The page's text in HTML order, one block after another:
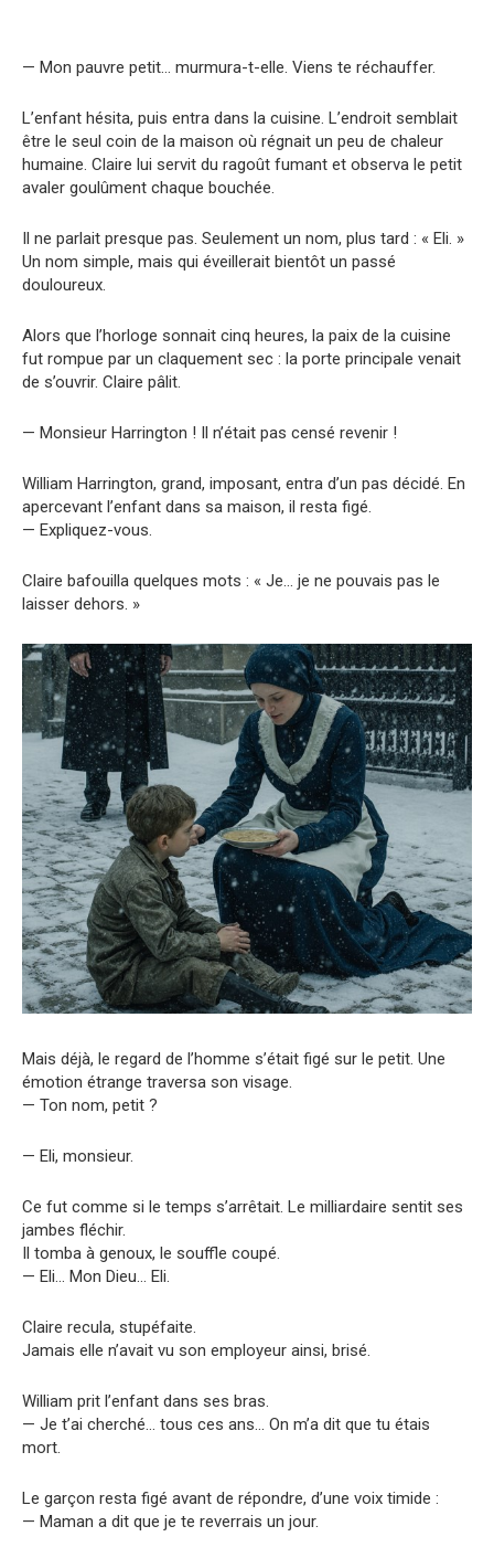
— Mon pauvre petit… murmura-t-elle. Viens te réchauffer.
L’enfant hésita, puis entra dans la cuisine. L’endroit semblait
être le seul coin de la maison où régnait un peu de chaleur
humaine. Claire lui servit du ragoût fumant et observa le petit
avaler goulûment chaque bouchée.
Il ne parlait presque pas. Seulement un nom, plus tard : « Eli. »
Un nom simple, mais qui éveillerait bientôt un passé
douloureux.
Alors que l’horloge sonnait cinq heures, la paix de la cuisine
fut rompue par un claquement sec : la porte principale venait
de s’ouvrir. Claire pâlit.
— Monsieur Harrington ! Il n’était pas censé revenir !
William Harrington, grand, imposant, entra d’un pas décidé. En
apercevant l’enfant dans sa maison, il resta figé.
— Expliquez-vous.
Claire bafouilla quelques mots : « Je… je ne pouvais pas le
laisser dehors. »
Mais déjà, le regard de l’homme s’était figé sur le petit. Une
émotion étrange traversa son visage.
— Ton nom, petit ?
— Eli, monsieur.
Ce fut comme si le temps s’arrêtait. Le milliardaire sentit ses
jambes fléchir.
Il tomba à genoux, le souffle coupé.
— Eli… Mon Dieu… Eli.
Claire recula, stupéfaite.
Jamais elle n’avait vu son employeur ainsi, brisé.
William prit l’enfant dans ses bras.
— Je t’ai cherché… tous ces ans… On m’a dit que tu étais
mort.
Le garçon resta figé avant de répondre, d’une voix timide :
— Maman a dit que je te reverrais un jour.